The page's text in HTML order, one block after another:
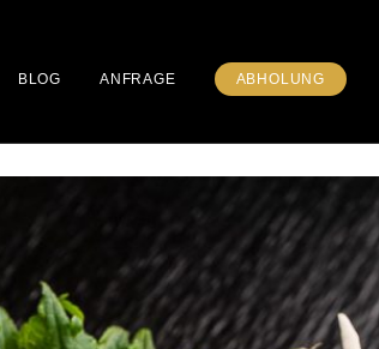
BLOG ANFRAGE ABHOLUNG